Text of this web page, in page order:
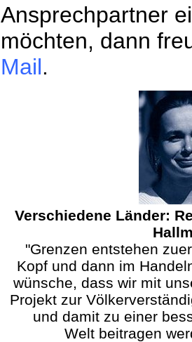
Ansprechpartner
möchten, dann
Mail.
Verschiedene Länder:
"Grenzen entstehen
Kopf und dann im
wünsche, dass wir mit
Projekt zur
und damit zu einer
Welt beitragen